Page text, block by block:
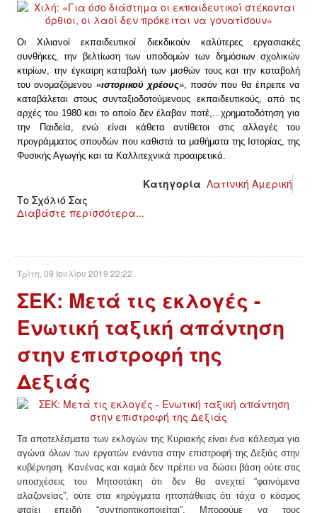
Οι Χιλιανοί εκπαιδευτικοί διεκδικούν καλύτερες εργασιακές
συνθήκες, την βελτίωση των υποδομών των δημόσιων σχολικών
κτιρίων, την έγκαιρη καταβολή των μισθών τους και την καταβολή
του ονομαζόμενου «ιστορικού χρέους», ποσόν που θα έπρεπε να
καταβάλεται στους συνταξιοδοτούμενους εκπαιδευτικούς, από τις
αρχές του 1980 και το οποίο δεν έλαβαν ποτέ,...χρηματοδότηση για
την Παιδεία, ενώ είναι κάθετα αντίθετοι στις αλλαγές του
προγράμματος σπουδών που καθιστά τα μαθήματα της Ιστορίας, της
Φυσικής Αγωγής και τα Καλλιτεχνικά προαιρετικά.
Κατηγορία Λατινική Αμερική
Το Σχόλιό Σας
Διαβάστε περισσότερα...
Τρίτη, 09 Ιουλίου 2019 22:22
ΣΕΚ: Μετά τις εκλογές -
Ενωτική ταξική απάντηση
στην επιστροφή της
Δεξιάς
Τα αποτελέσματα των εκλογών της Κυριακής είναι ένα κάλεσμα για
αγώνα όλων των εργατών ενάντια στην επιστροφή της Δεξιάς στην
κυβέρνηση. Κανένας και καμιά δεν πρέπει να δώσει βάση ούτε στις
υποσχέσεις του Μητσοτάκη ότι δεν θα ανεχτεί “φαινόμενα
αλαζονείας”, ούτε στα κηρύγματα ηττοπάθειας ότι τάχα ο κόσμος
φταίει επειδή “συντηρητικοποιείται”. Μπορούμε να τους